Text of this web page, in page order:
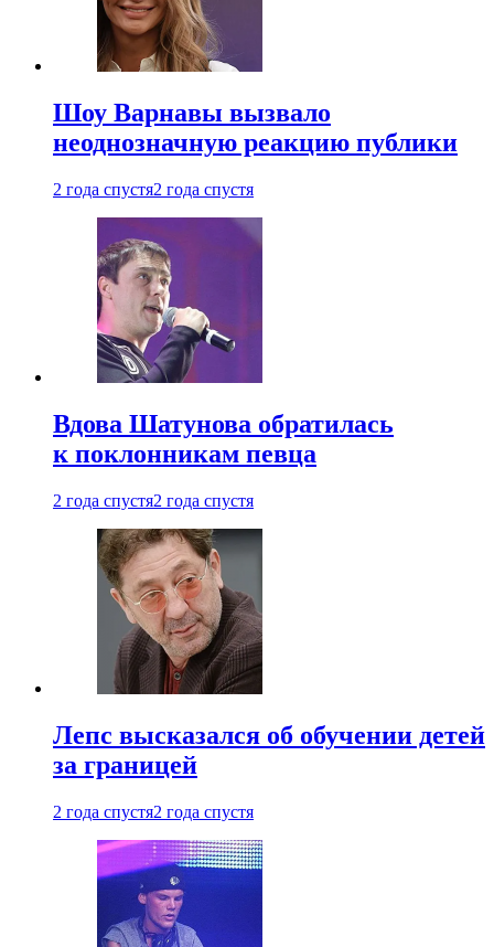
Шоу Варнавы вызвало
неоднозначную реакцию публики
2 года спустя2 года спустя
Вдова Шатунова обратилась
к поклонникам певца
2 года спустя2 года спустя
Лепс высказался об обучении детей
за границей
2 года спустя2 года спустя